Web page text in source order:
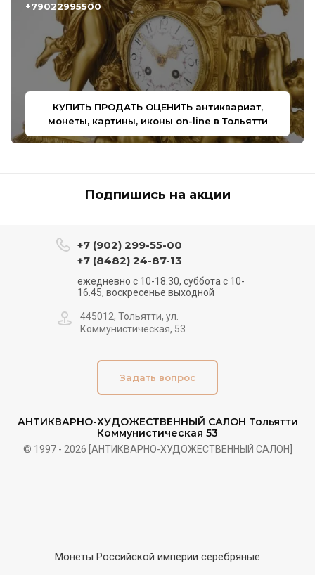
+79022995500
КУПИТЬ ПРОДАТЬ ОЦЕНИТЬ антиквариат,
монеты, картины, иконы on-line в Тольятти
Подпишись на акции
АНТИКВАРНО-ХУДОЖЕСТВЕННЫЙ САЛОН Тольятти
Коммунистическая 53
© 1997 - 2026 [АНТИКВАРНО-ХУДОЖЕСТВЕННЫЙ САЛОН]
+7 (902) 299-55-00
+7 (8482) 24-87-13
ежедневно с 10-18.30, суббота с 10-
16.45, воскресенье выходной
445012, Тольятти, ул.
Коммунистическая, 53
Задать вопрос
Монеты Российской империи серебряные